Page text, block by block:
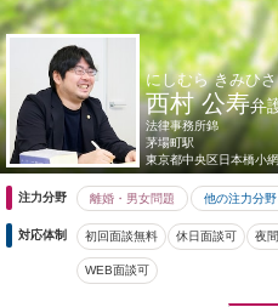
にしむら きみひさ
西村 公寿弁
法律事務所錦
茅場町駅
東京都中央区日本橋小
注力分野 離婚・男女問題 他の注力分
対応体制 初回面談無料 休日面談可 夜
WEB面談可